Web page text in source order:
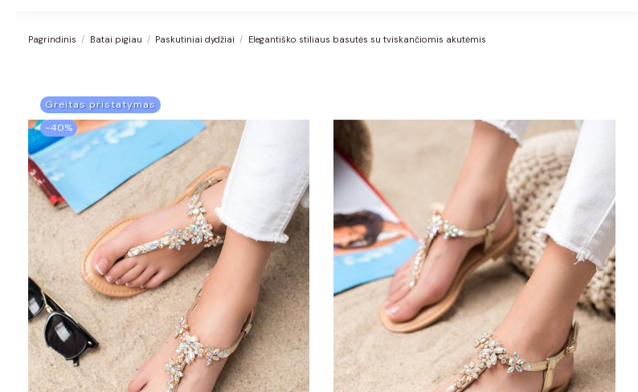
Pagrindinis Batai pigiau Paskutiniai dydžiai Elegantiško stiliaus basutės su tviskančiomis akutėmis
Greitas pristatymas
−40%